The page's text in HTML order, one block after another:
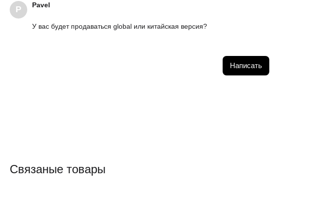
P Pavel
У вас будет продаваться global или китайская версия?
Написать
Связаные товары